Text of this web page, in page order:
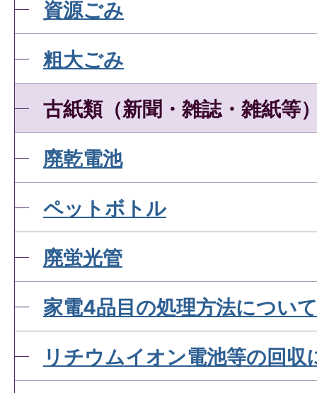
資源ごみ
粗大ごみ
古紙類（新聞・雑誌・雑紙等
廃乾電池
ペットボトル
廃蛍光管
家電4品目の処理方法について
リチウムイオン電池等の回収